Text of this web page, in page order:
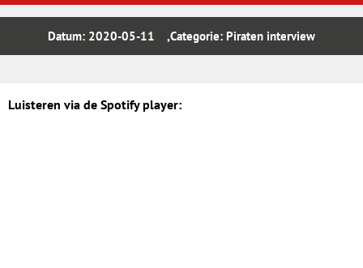
Datum: 2020-05-11 ,Categorie: Piraten interview
Luisteren via de Spotify player: